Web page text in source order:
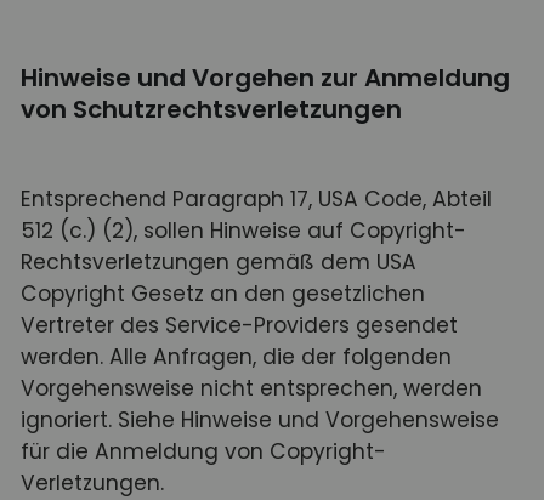
Hinweise und Vorgehen zur Anmeldung
von Schutzrechtsverletzungen
Entsprechend Paragraph 17, USA Code, Abteil
512 (c.) (2), sollen Hinweise auf Copyright-
Rechtsverletzungen gemäß dem USA
Copyright Gesetz an den gesetzlichen
Vertreter des Service-Providers gesendet
werden. Alle Anfragen, die der folgenden
Vorgehensweise nicht entsprechen, werden
ignoriert. Siehe Hinweise und Vorgehensweise
für die Anmeldung von Copyright-
Verletzungen.